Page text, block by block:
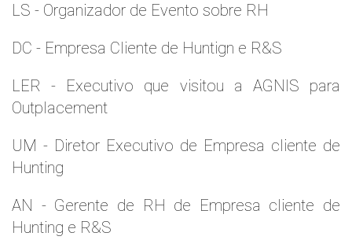
LS - Organizador de Evento sobre RH
DC - Empresa Cliente de Huntign e R&S
LER - Executivo que visitou a AGNIS para
Outplacement
UM - Diretor Executivo de Empresa cliente de
Hunting
AN - Gerente de RH de Empresa cliente de
Hunting e R&S